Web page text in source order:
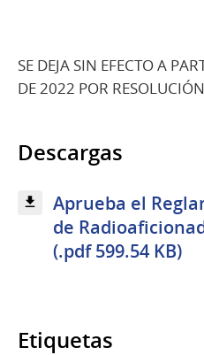
SE DEJA SIN EFECTO A
DE 2022 POR
Descargas
Aprueba el
de
(.pdf 599.54 KB)
Etiquetas